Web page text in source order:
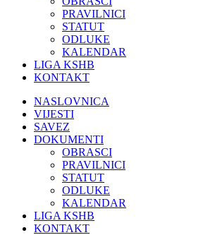
PRAVILNICI
STATUT
ODLUKE
KALENDAR
LIGA KSHB
KONTAKT
NASLOVNICA
VIJESTI
SAVEZ
DOKUMENTI
OBRASCI
PRAVILNICI
STATUT
ODLUKE
KALENDAR
LIGA KSHB
KONTAKT